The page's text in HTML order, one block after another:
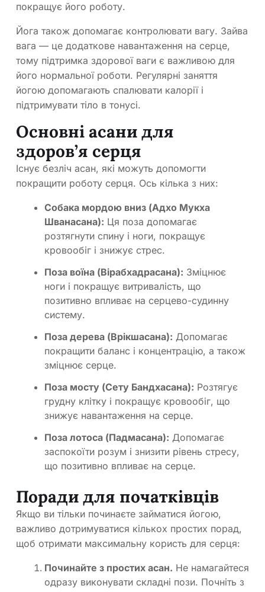
покращує його роботу.
Йога також допомагає контролювати вагу. Зайва
вага — це додаткове навантаження на серце,
тому підтримка здорової ваги є важливою для
його нормальної роботи. Регулярні заняття
йогою допомагають спалювати калорії і
підтримувати тіло в тонусі.
Основні асани для
здоров’я серця
Існує безліч асан, які можуть допомогти
покращити роботу серця. Ось кілька з них:
Собака мордою вниз (Адхо Мукха
Шванасана): Ця поза допомагає
розтягнути спину і ноги, покращує
кровообіг і знижує стрес.
Поза воїна (Вірабхадрасана): Зміцнює
ноги і покращує витривалість, що
позитивно впливає на серцево-судинну
систему.
Поза дерева (Врікшасана): Допомагає
покращити баланс і концентрацію, а також
зміцнює серце.
Поза мосту (Сету Бандхасана): Розтягує
грудну клітку і покращує кровообіг, що
знижує навантаження на серце.
Поза лотоса (Падмасана): Допомагає
заспокоїти розум і знизити рівень стресу,
що позитивно впливає на серце.
Поради для початківців
Якщо ви тільки починаєте займатися йогою,
важливо дотримуватися кількох простих порад,
щоб отримати максимальну користь для серця:
Починайте з простих асан. Не намагайтеся
одразу виконувати складні пози. Почніть з